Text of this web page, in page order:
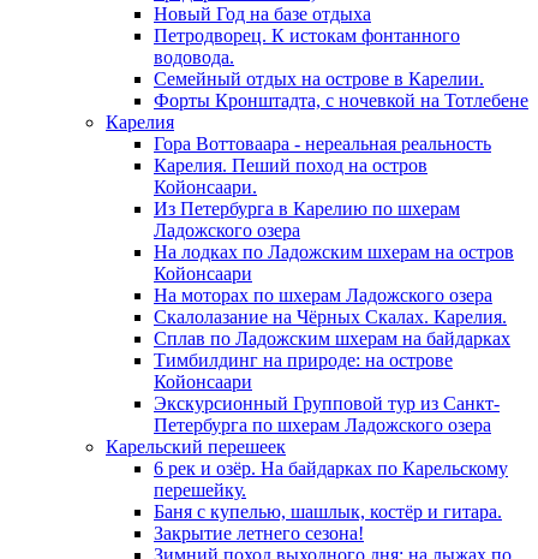
Новый Год на базе отдыха
Петродворец. К истокам фонтанного
водовода.
Семейный отдых на острове в Карелии.
Форты Кронштадта, с ночевкой на Тотлебене
Карелия
Гора Воттоваара - нереальная реальность
Карелия. Пеший поход на остров
Койонсаари.
Из Петербурга в Карелию по шхерам
Ладожского озера
На лодках по Ладожским шхерам на остров
Койонсаари
На моторах по шхерам Ладожского озера
Скалолазание на Чёрных Скалах. Карелия.
Сплав по Ладожским шхерам на байдарках
Тимбилдинг на природе: на острове
Койонсаари
Экскурсионный Групповой тур из Санкт-
Петербурга по шхерам Ладожского озера
Карельский перешеек
6 рек и озёр. На байдарках по Карельскому
перешейку.
Баня с купелью, шашлык, костёр и гитара.
Закрытие летнего сезона!
Зимний поход выходного дня: на лыжах по